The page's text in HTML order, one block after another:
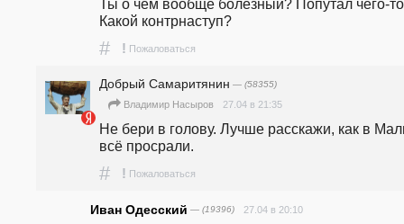
Ты о чем вообще болезный? Попутал чего-
Какой контрнаступ?
# ! Пожаловаться
Добрый Самаритянин — (58355)
Владимир Насыров 27.04 в 21:35
Не бери в голову. Лучше расскажи, как в
всё просрали.
# ! Пожаловаться
Иван Одесский — (19396) 27.04 в 20:10